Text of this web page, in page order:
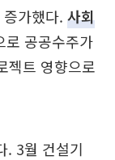
가했다. 사회
로 공공수주가
젝트 영향으로
. 3월 건설기